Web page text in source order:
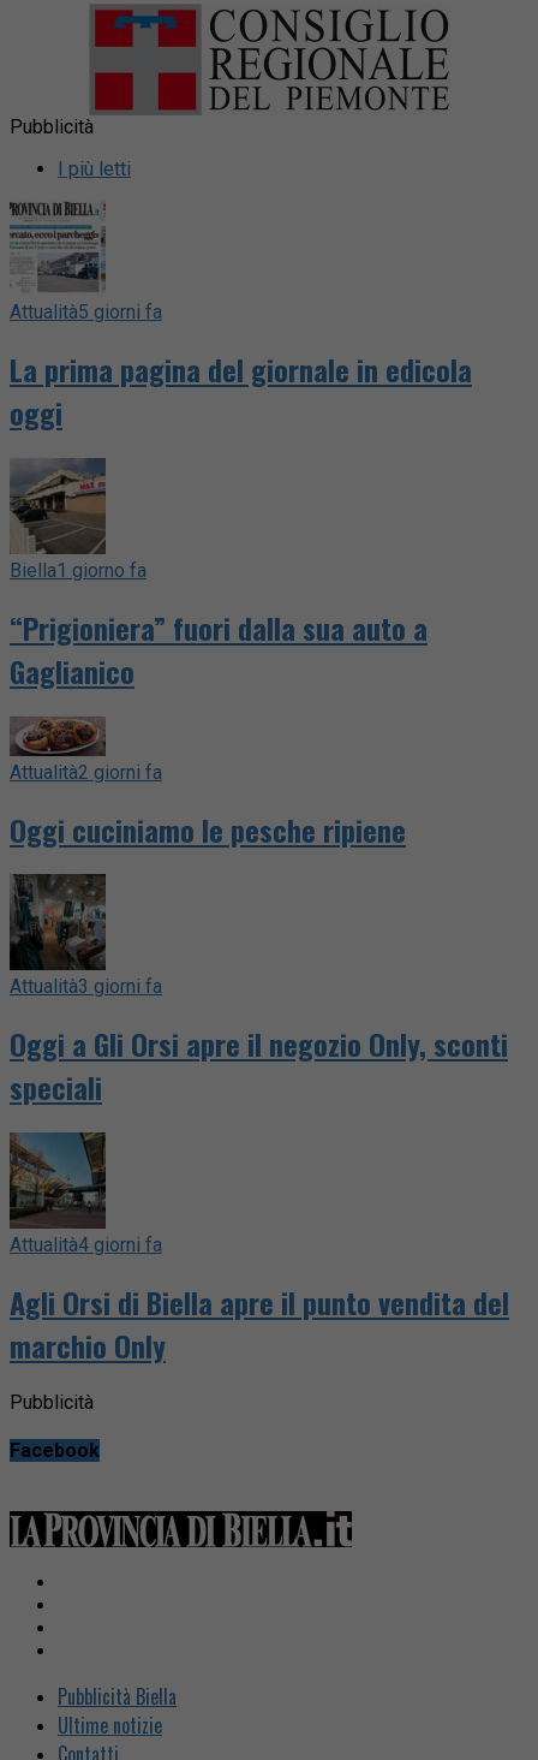
Pubblicità
I più letti
Attualità5 giorni fa
La prima pagina del giornale in edicola
oggi
Biella1 giorno fa
“Prigioniera” fuori dalla sua auto a
Gaglianico
Attualità2 giorni fa
Oggi cuciniamo le pesche ripiene
Attualità3 giorni fa
Oggi a Gli Orsi apre il negozio Only, sconti
speciali
Attualità4 giorni fa
Agli Orsi di Biella apre il punto vendita del
marchio Only
Pubblicità
Facebook
Pubblicità Biella
Ultime notizie
Contatti